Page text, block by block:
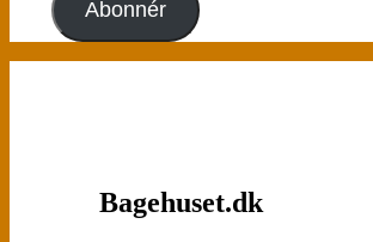
Abonnér
Bagehuset.dk